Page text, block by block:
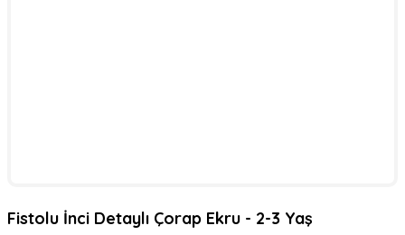
Fistolu İnci Detaylı Çorap Ekru - 2-3 Yaş